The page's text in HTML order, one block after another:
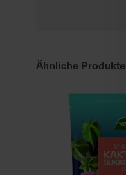
Ähnliche Produkte